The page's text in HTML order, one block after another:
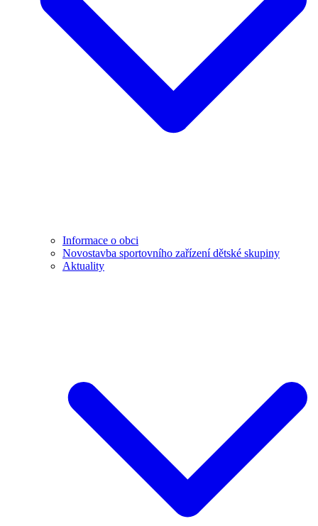
Informace o obci
Novostavba sportovního zařízení dětské skupiny
Aktuality